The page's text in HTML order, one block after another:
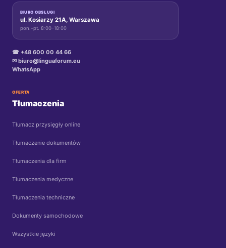
BIURO OBSŁUGI
ul. Kosiarzy 21A, Warszawa
pon.–pt. 8:00–18:00
☎ +48 600 00 44 66
✉ biuro@linguaforum.eu
WhatsApp
OFERTA
Tłumaczenia
Tłumacz przysięgły online
Tłumaczenie dokumentów
Tłumaczenia dla firm
Tłumaczenia medyczne
Tłumaczenia techniczne
Dokumenty samochodowe
Wszystkie języki